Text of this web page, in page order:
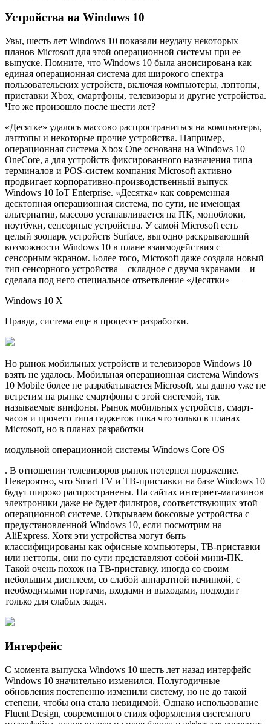
Устройства на Windows 10
Увы, шесть лет Windows 10 показали неудачу некоторых
планов Microsoft для этой операционной системы при ее
выпуске. Помните, что Windows 10 была анонсирована как
единая операционная система для широкого спектра
пользовательских устройств, включая компьютеры, лэптопы,
приставки Xbox, смартфоны, телевизоры и другие устройства.
Что же произошло после шести лет?
«Десятке» удалось массово распространиться на компьютеры,
лэптопы и некоторые прочие устройства. Например,
операционная система Xbox One основана на Windows 10
OneCore, а для устройств фиксированного назначения типа
терминалов и POS-систем компания Microsoft активно
продвигает корпоративно-производственный выпуск
Windows 10 IoT Enterprise. «Десятка» как современная
десктопная операционная система, по сути, не имеющая
альтернатив, массово устанавливается на ПК, моноблоки,
ноутбуки, сенсорные устройства. У самой Microsoft есть
целый зоопарк устройств Surface, выгодно раскрывающий
возможности Windows 10 в плане взаимодействия с
сенсорным экраном. Более того, Microsoft даже создала новый
тип сенсорного устройства – складное с двумя экранами – и
сделала под него специальное ответвление «Десятки» —
Windows 10 X
Правда, система еще в процессе разработки.
Но рынок мобильных устройств и телевизоров Windows 10
взять не удалось. Мобильная операционная система Windows
10 Mobile более не разрабатывается Microsoft, мы давно уже не
встретим на рынке смартфоны с этой системой, так
называемые винфоны. Рынок мобильных устройств, смарт-
часов и прочего типа гаджетов пока что только в планах
Microsoft, но в планах разработки
модульной операционной системы Windows Core OS
. В отношении телевизоров рынок потерпел поражение.
Невероятно, что Smart TV и ТВ-приставки на базе Windows 10
будут широко распространены. На сайтах интернет-магазинов
электроники даже не будет фильтров, соответствующих этой
операционной системе. Открываем боксовые устройства с
предустановленной Windows 10, если посмотрим на
AliExpress. Хотя эти устройства могут быть
классифицированы как офисные компьютеры, ТВ-приставки
или неттопы, они по сути представляют собой мини-ПК.
Такой очень похож на ТВ-приставку, иногда со своим
небольшим дисплеем, со слабой аппаратной начинкой, с
необходимыми портами, входами и выходами, подходит
только для слабых задач.
Интерфейс
С момента выпуска Windows 10 шесть лет назад интерфейс
Windows 10 значительно изменился. Полугодичные
обновления постепенно изменили систему, но не до такой
степени, чтобы она стала невидимой. Однако использование
Fluent Design, современного стиля оформления системного